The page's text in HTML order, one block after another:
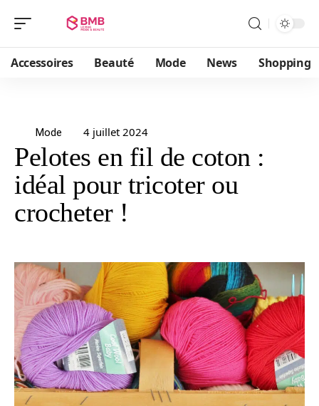
Accessoires Beauté Mode News Shopping
Mode 4 juillet 2024
Pelotes en fil de coton :
idéal pour tricoter ou
crocheter !